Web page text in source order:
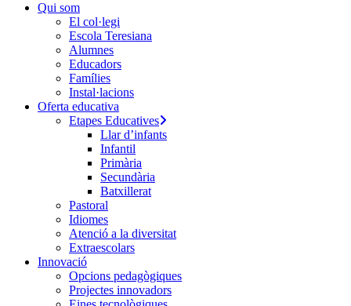
Qui som
El col·legi
Escola Teresiana
Alumnes
Educadors
Famílies
Instal·lacions
Oferta educativa
Etapes Educatives
Llar d’infants
Infantil
Primària
Secundària
Batxillerat
Pastoral
Idiomes
Atenció a la diversitat
Extraescolars
Innovació
Opcions pedagògiques
Projectes innovadors